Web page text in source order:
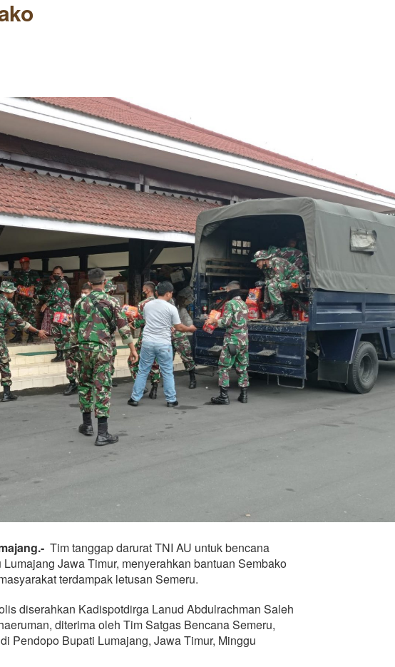
Tim tanggap darurat TNI AU untuk bencana
Jawa Timur, menyerahkan bantuan Sembako
terdampak letusan Semeru.
diserahkan Kadispotdirga Lanud Abdulrachman Saleh
diterima oleh Tim Satgas Bencana Semeru,
Pendopo Bupati Lumajang, Jawa Timur, Minggu